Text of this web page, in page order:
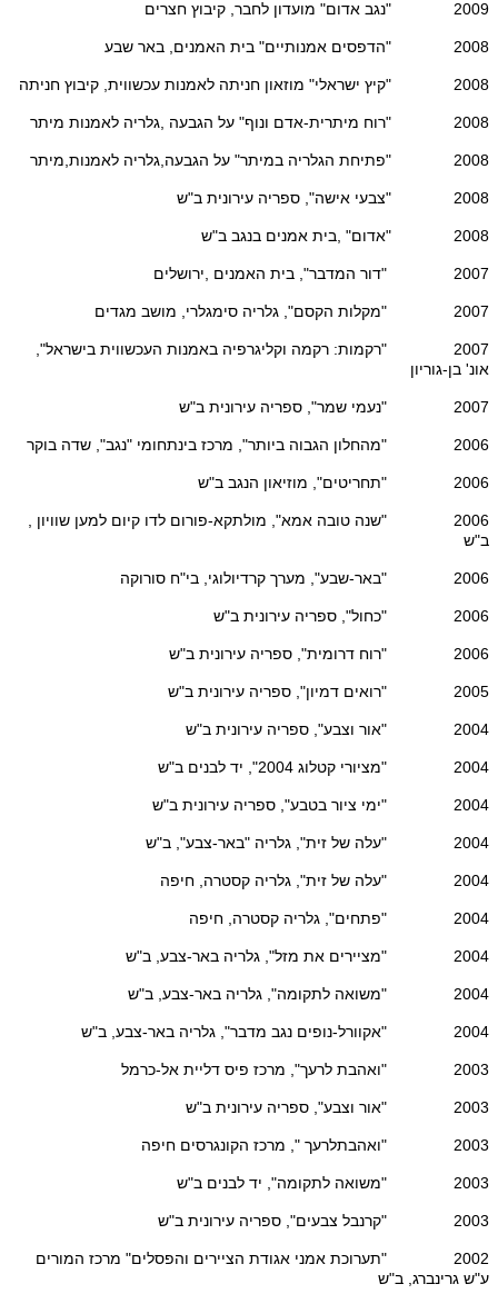
2009 "נגב אדום" מועדון לחבר, קיבוץ חצרים
2008 "הדפסים אמנותיים" בית האמנים, באר שבע
2008 "קיץ ישראלי" מוזאון חניתה לאמנות עכשווית, קיבוץ חניתה
2008 "רוח מיתרית-אדם ונוף" על הגבעה ,גלריה לאמנות מיתר
2008 "פתיחת הגלריה במיתר" על הגבעה,גלריה לאמנות,מיתר
2008 "צבעי אישה", ספריה עירונית ב"ש
2008 "אדום" ,בית אמנים בנגב ב"ש
2007 "דור המדבר", בית האמנים ,ירושלים
2007 "מקלות הקסם", גלריה סימגלרי, מושב מגדים
2007 "רקמות: רקמה וקליגרפיה באמנות העכשווית בישראל",
אונ' בן-גוריון
2007 "נעמי שמר", ספריה עירונית ב"ש
2006 "מהחלון הגבוה ביותר", מרכז בינתחומי "נגב", שדה בוקר
2006 "תחריטים", מוזיאון הנגב ב"ש
2006 "שנה טובה אמא", מולתקא-פורום לדו קיום למען שוויון ,
ב"ש
2006 "באר-שבע", מערך קרדיולוגי, בי"ח סורוקה
2006 "כחול", ספריה עירונית ב"ש
2006 "רוח דרומית", ספריה עירונית ב"ש
2005 "רואים דמיון", ספריה עירונית ב"ש
2004 "אור וצבע", ספריה עירונית ב"ש
2004 "מציורי קטלוג 2004", יד לבנים ב"ש
2004 "ימי ציור בטבע", ספריה עירונית ב"ש
2004 "עלה של זית", גלריה "באר-צבע", ב"ש
2004 "עלה של זית", גלריה קסטרה, חיפה
2004 "פתחים", גלריה קסטרה, חיפה
2004 "מציירים את מזל", גלריה באר-צבע, ב"ש
2004 "משואה לתקומה", גלריה באר-צבע, ב"ש
2004 "אקוורל-נופים נגב מדבר", גלריה באר-צבע, ב"ש
2003 "ואהבת לרעך", מרכז פיס דליית אל-כרמל
2003 "אור וצבע", ספריה עירונית ב"ש
2003 "ואהבתלרעך ", מרכז הקונגרסים חיפה
2003 "משואה לתקומה", יד לבנים ב"ש
2003 "קרנבל צבעים", ספריה עירונית ב"ש
2002 "תערוכת אמני אגודת הציירים והפסלים" מרכז המורים
ע"ש גרינברג, ב"ש